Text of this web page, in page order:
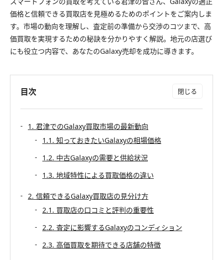
価格と信頼できる買取店を見極めるためのポイントをご案内しま
す。市場の動向を理解し、査定前の準備から交渉のコツまで、高
価買取を実現するための秘訣を分かりやすく解説。地元の店選び
にも役立つ内容で、あなたのGalaxy売却を成功に導きます。
目次
1. 君津でのGalaxy買取市場の最新動向
1.1. 知っておきたいGalaxyの相場価格
1.2. 中古Galaxyの需要と供給状況
1.3. 地域特性による買取価格の違い
2. 信頼できるGalaxy買取店の見分け方
2.1. 買取店の口コミと評判の重要性
2.2. 査定に影響するGalaxyのコンディション
2.3. 高価買取を期待できる店舗の特徴